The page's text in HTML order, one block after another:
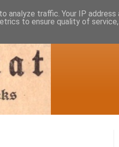
analyze traffic. Your IP address
to ensure quality of